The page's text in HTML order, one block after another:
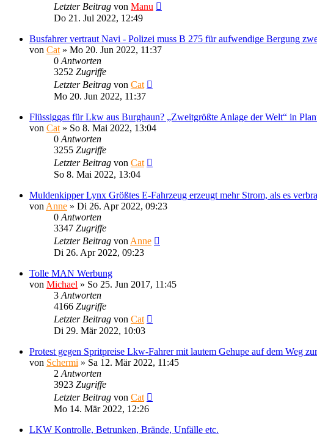
Letzter Beitrag von Manu
Do 21. Jul 2022, 12:49
Busfahrer vertraut Navi - Polizei muss B 275 für aufwendige Bergung
von Cat » Mo 20. Jun 2022, 11:37
0 Antworten
3252 Zugriffe
Letzter Beitrag von Cat
Mo 20. Jun 2022, 11:37
Flüssiggas für Lkw aus Burghaun? „Zweitgrößte Anlage der Welt“ in
von Cat » So 8. Mai 2022, 13:04
0 Antworten
3255 Zugriffe
Letzter Beitrag von Cat
So 8. Mai 2022, 13:04
Muldenkipper Lynx Größtes E-Fahrzeug erzeugt mehr Strom, als es
von Anne » Di 26. Apr 2022, 09:23
0 Antworten
3347 Zugriffe
Letzter Beitrag von Anne
Di 26. Apr 2022, 09:23
Tolle MAN Werbung
von Michael » So 25. Jun 2017, 11:45
3 Antworten
4166 Zugriffe
Letzter Beitrag von Cat
Di 29. Mär 2022, 10:03
Protest gegen Spritpreise Lkw-Fahrer mit lautem Gehupe auf dem Weg
von Schermi » Sa 12. Mär 2022, 11:45
2 Antworten
3923 Zugriffe
Letzter Beitrag von Cat
Mo 14. Mär 2022, 12:26
LKW Kontrolle, Betrunken, Brände, Unfälle etc.